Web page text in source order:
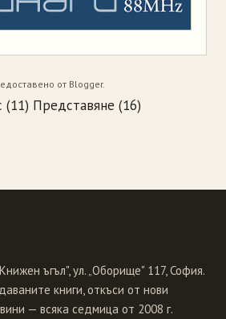
от Blogger.
(11) Представяне (16)
ъгъл", ул. „Оборище" 117, София.
книги, откъси от нови
— всяка седмица от 2008 г.